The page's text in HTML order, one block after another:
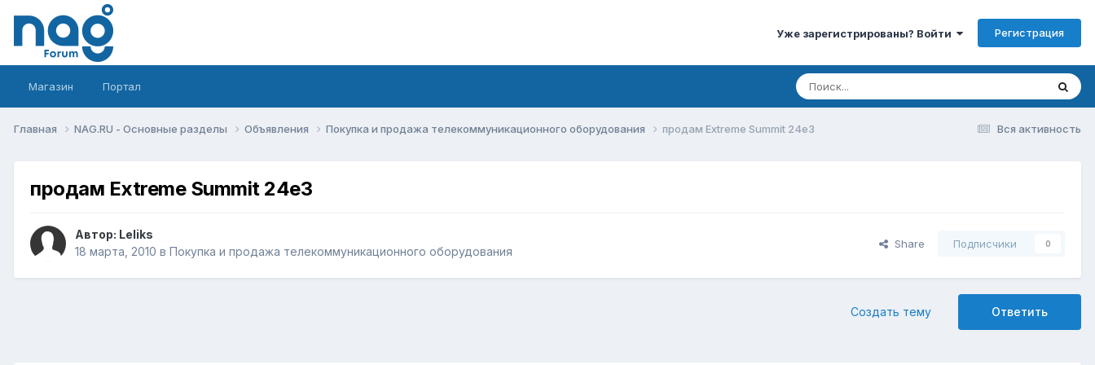
Уже зарегистрированы? Войти Регистрация
Магазин Портал
Вся активность
Главная NAG.RU - Основные разделы Объявления Покупка и продажа телекоммуникационного оборудования продам Extreme Summit 24e3
продам Extreme Summit 24e3
Автор: Leliks
18 марта, 2010 в Покупка и продажа телекоммуникационного оборудования
Share Подписчики 0
Ответить
Создать тему